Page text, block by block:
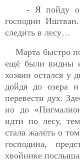
- Я пойду
господин
следить в лесу…
Марта быстро
ещё были видны
хозяин остался у
дойдя до озера
перевести дух.
но до
идти по лесу,
стала жалеть о
господина,
хвойнике